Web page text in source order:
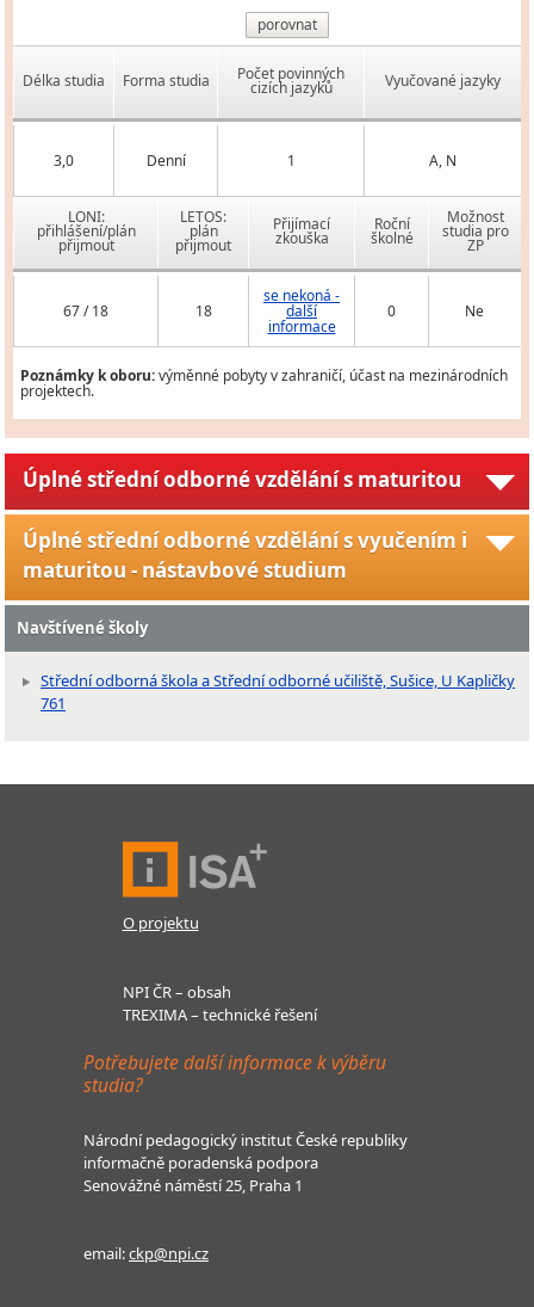
porovnat
Délka studia Forma studia Počet povinných
cizích jazyků Vyučované jazyky
3,0 Denní 1 A, N
LONI:
přihlášení/plán
přijmout
LETOS:
plán
přijmout
Přijímací
zkouška
Roční
školné
Možnost
studia pro
ZP
67 / 18 18
se nekoná -
další
informace
0 Ne
Poznámky k oboru:výměnné pobyty v zahraničí, účast na mezinárodních
projektech.
Úplné střední odborné vzdělání s maturitou
Úplné střední odborné vzdělání s vyučením i
maturitou - nástavbové studium
Navštívené školy
Střední odborná škola a Střední odborné učiliště, Sušice, U Kapličky
761
O projektu
NPI ČR – obsah
TREXIMA – technické řešení
Potřebujete další informace k výběru
studia?
Národní pedagogický institut České republiky
informačně poradenská podpora
Senovážné náměstí 25, Praha 1
email:ckp@npi.cz